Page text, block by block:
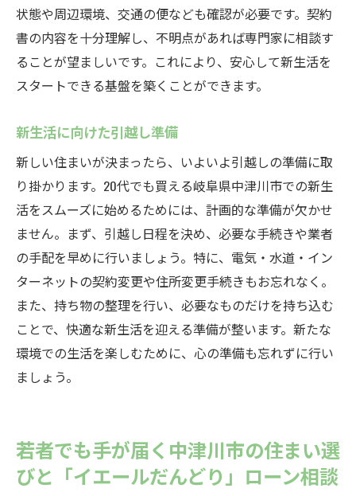
購入後のトラブルを避ける方法
状態や周辺環境、交通の便なども確認が必要です。契約
書の内容を十分理解し、不明点があれば専門家に相談す
ることが望ましいです。これにより、安心して新生活を
スタートできる基盤を築くことができます。
新生活に向けた引越し準備
新しい住まいが決まったら、いよいよ引越しの準備に取
り掛かります。20代でも買える岐阜県中津川市での新生
活をスムーズに始めるためには、計画的な準備が欠かせ
ません。まず、引越し日程を決め、必要な手続きや業者
の手配を早めに行いましょう。特に、電気・水道・イン
ターネットの契約変更や住所変更手続きもお忘れなく。
また、持ち物の整理を行い、必要なものだけを持ち込む
ことで、快適な新生活を迎える準備が整います。新たな
環境での生活を楽しむために、心の準備も忘れずに行い
ましょう。
若者でも手が届く中津川市の住まい選
びと「イエールだんどり」ローン相談